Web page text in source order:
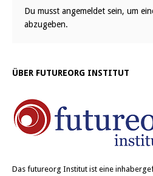
Du musst angemeldet sein, um
abzugeben.
ÜBER FUTUREORG INSTITUT
Das futureorg Institut ist eine